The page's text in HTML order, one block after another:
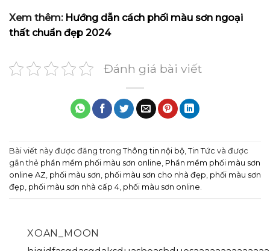
Xem thêm: Hướng dẫn cách phối màu sơn ngoại
thất chuẩn đẹp 2024
Đánh giá bài viết
Bài viết này được đăng trong Thông tin nội bộ, Tin Tức và được
gắn thẻ phần mềm phối màu sơn online, Phần mềm phối màu sơn
online AZ, phối màu sơn, phối màu sơn cho nhà đẹp, phối màu sơn
đẹp, phối màu sơn nhà cấp 4, phối màu sơn online.
XOAN_MOON